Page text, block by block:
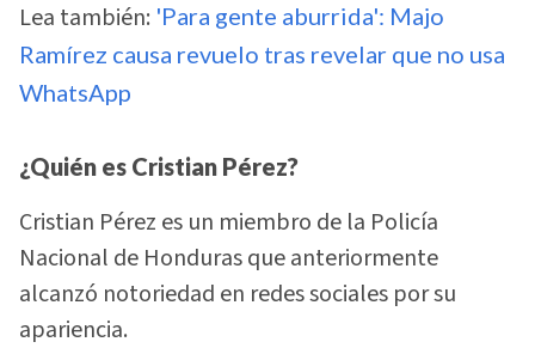
Lea también: 'Para gente aburrida': Majo
Ramírez causa revuelo tras revelar que no usa
WhatsApp
¿Quién es Cristian Pérez?
Cristian Pérez es un miembro de la Policía
Nacional de Honduras que anteriormente
alcanzó notoriedad en redes sociales por su
apariencia.